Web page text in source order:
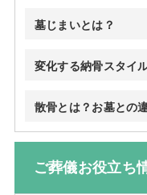
墓じまいとは？
変化する納骨スタイ
散骨とは？お墓との
ご葬儀お役立ち